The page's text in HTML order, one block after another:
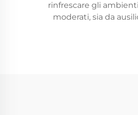
rinfrescare gli
moderati, sia da